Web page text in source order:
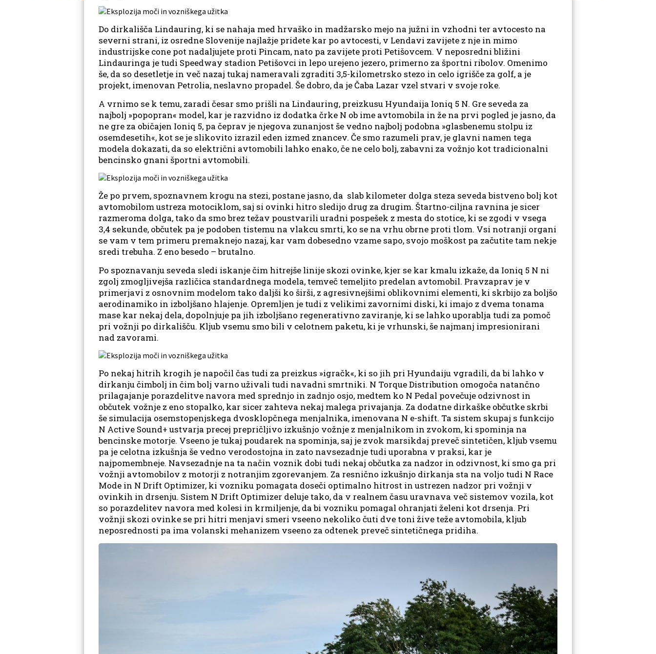
Do dirkališča Lindauring, ki se nahaja med hrvaško in madžarsko mejo na južni in vzhodni ter avtocesto na
severni strani, iz osredne Slovenije najlažje pridete kar po avtocesti, v Lendavi zavijete z nje in mimo
industrijske cone pot nadaljujete proti Pincam, nato pa zavijete proti Petišovcem. V neposredni bližini
Lindauringa je tudi Speedway stadion Petišovci in lepo urejeno jezero, primerno za športni ribolov. Omenimo
še, da so desetletje in več nazaj tukaj nameravali zgraditi 3,5-kilometrsko stezo in celo igrišče za golf, a je
projekt, imenovan Petrolia, neslavno propadel. Še dobro, da je Čaba Lazar vzel stvari v svoje roke.
A vrnimo se k temu, zaradi česar smo prišli na Lindauring, preizkusu Hyundaija Ioniq 5 N. Gre seveda za
najbolj »popopran« model, kar je razvidno iz dodatka črke N ob ime avtomobila in že na prvi pogled je jasno, da
ne gre za običajen Ioniq 5, pa čeprav je njegova zunanjost še vedno najbolj podobna »glasbenemu stolpu iz
osemdesetih«, kot se je slikovito izrazil eden izmed znancev. Če smo razumeli prav, je glavni namen tega
modela dokazati, da so električni avtomobili lahko enako, če ne celo bolj, zabavni za vožnjo kot tradicionalni
bencinsko gnani športni avtomobili.
Že po prvem, spoznavnem krogu na stezi, postane jasno, da slab kilometer dolga steza seveda bistveno bolj kot
avtomobilom ustreza motociklom, saj si ovinki hitro sledijo drug za drugim. Štartno-ciljna ravnina je sicer
razmeroma dolga, tako da smo brez težav poustvarili uradni pospešek z mesta do stotice, ki se zgodi v vsega
3,4 sekunde, občutek pa je podoben tistemu na vlakcu smrti, ko se na vrhu obrne proti tlom. Vsi notranji organi
se vam v tem primeru premaknejo nazaj, kar vam dobesedno vzame sapo, svojo moškost pa začutite tam nekje
sredi trebuha. Z eno besedo – brutalno.
Po spoznavanju seveda sledi iskanje čim hitrejše linije skozi ovinke, kjer se kar kmalu izkaže, da Ioniq 5 N ni
zgolj zmogljivejša različica standardnega modela, temveč temeljito predelan avtomobil. Pravzaprav je v
primerjavi z osnovnim modelom tako daljši ko širši, z agresivnejšimi oblikovnimi elementi, ki skrbijo za boljšo
aerodinamiko in izboljšano hlajenje. Opremljen je tudi z velikimi zavornimi diski, ki imajo z dvema tonama
mase kar nekaj dela, dopolnjuje pa jih izboljšano regenerativno zaviranje, ki se lahko uporablja tudi za pomoč
pri vožnji po dirkališču. Kljub vsemu smo bili v celotnem paketu, ki je vrhunski, še najmanj impresionirani
nad zavorami.
Po nekaj hitrih krogih je napočil čas tudi za preizkus »igračk«, ki so jih pri Hyundaiju vgradili, da bi lahko v
dirkanju čimbolj in čim bolj varno uživali tudi navadni smrtniki. N Torque Distribution omogoča natančno
prilagajanje porazdelitve navora med sprednjo in zadnjo osjo, medtem ko N Pedal povečuje odzivnost in
občutek vožnje z eno stopalko, kar sicer zahteva nekaj malega privajanja. Za dodatne dirkaške občutke skrbi
še simulacija osemstopenjskega dvosklopčnega menjalnika, imenovana N e-shift. Ta sistem skupaj s funkcijo
N Active Sound+ ustvarja precej prepričljivo izkušnjo vožnje z menjalnikom in zvokom, ki spominja na
bencinske motorje. Vseeno je tukaj poudarek na spominja, saj je zvok marsikdaj preveč sintetičen, kljub vsemu
pa je celotna izkušnja še vedno verodostojna in zato navsezadnje tudi uporabna v praksi, kar je
najpomembneje. Navsezadnje na ta način voznik dobi tudi nekaj občutka za nadzor in odzivnost, ki smo ga pri
vožnji avtomobilov z motorji z notranjim zgorevanjem. Za resnično izkušnjo dirkanja sta na voljo tudi N Race
Mode in N Drift Optimizer, ki vozniku pomagata doseči optimalno hitrost in ustrezen nadzor pri vožnji v
ovinkih in drsenju. Sistem N Drift Optimizer deluje tako, da v realnem času uravnava več sistemov vozila, kot
so porazdelitev navora med kolesi in krmiljenje, da bi vozniku pomagal ohranjati želeni kot drsenja. Pri
vožnji skozi ovinke se pri hitri menjavi smeri vseeno nekoliko čuti dve toni žive teže avtomobila, kljub
neposrednosti pa ima volanski mehanizem vseeno za odtenek preveč sintetičnega pridiha.